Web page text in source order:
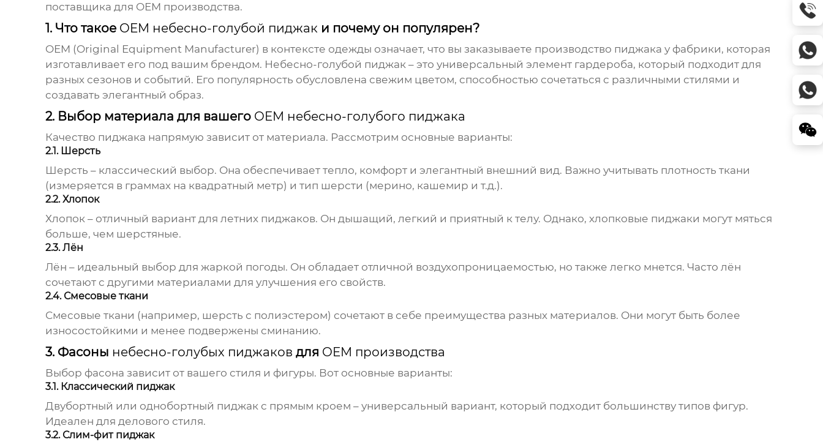
поставщика для OEM производства.
1. Что такое OEM небесно-голубой пиджаки почему он популярен?
OEM (Original Equipment Manufacturer) в контексте одежды означает, что вы заказываете производство пиджака у фабрики, которая
изготавливает его под вашим брендом. Небесно-голубой пиджак– это универсальный элемент гардероба, который подходит для
разных сезонов и событий. Его популярность обусловлена свежим цветом, способностью сочетаться с различными стилями и
создавать элегантный образ.
2. Выбор материала для вашего OEM небесно-голубого пиджака
Качество пиджака напрямую зависит от материала. Рассмотрим основные варианты:
2.1. Шерсть
Шерсть – классический выбор. Она обеспечивает тепло, комфорт и элегантный внешний вид. Важно учитывать плотность ткани
(измеряется в граммах на квадратный метр) и тип шерсти (мерино, кашемир и т.д.).
2.2. Хлопок
Хлопок – отличный вариант для летних пиджаков. Он дышащий, легкий и приятный к телу. Однако, хлопковые пиджаки могут мяться
больше, чем шерстяные.
2.3. Лён
Лён – идеальный выбор для жаркой погоды. Он обладает отличной воздухопроницаемостью, но также легко мнется. Часто лён
сочетают с другими материалами для улучшения его свойств.
2.4. Смесовые ткани
Смесовые ткани (например, шерсть с полиэстером) сочетают в себе преимущества разных материалов. Они могут быть более
износостойкими и менее подвержены сминанию.
3. Фасоны небесно-голубых пиджаков для OEM производства
Выбор фасона зависит от вашего стиля и фигуры. Вот основные варианты:
3.1. Классический пиджак
Двубортный или однобортный пиджак с прямым кроем – универсальный вариант, который подходит большинству типов фигур.
Идеален для делового стиля.
3.2. Слим-фит пиджак